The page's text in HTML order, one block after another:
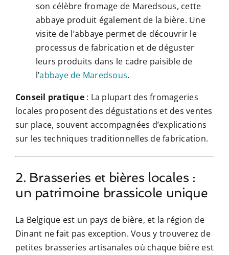
son célèbre fromage de Maredsous, cette
abbaye produit également de la bière. Une
visite de l’abbaye permet de découvrir le
processus de fabrication et de déguster
leurs produits dans le cadre paisible de
l’abbaye de Maredsous.
Conseil pratique: La plupart des fromageries
locales proposent des dégustations et des ventes
sur place, souvent accompagnées d’explications
sur les techniques traditionnelles de fabrication.
2. Brasseries et bières locales :
un patrimoine brassicole unique
La Belgique est un pays de bière, et la région de
Dinant ne fait pas exception. Vous y trouverez de
petites brasseries artisanales où chaque bière est